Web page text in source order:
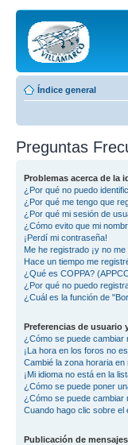
Índice general
Preguntas
Problemas acerca de la
¿Por qué no puedo
¿Por qué me tengo que
¿Por qué mi sesión de
¿Cómo evito que mi
¡Perdí mi contraseña!
Me he registrado ¡y no
Hace un tiempo me
¿Qué es COPPA?
¿Por qué no puedo
¿Cuál es la función de
Preferencias de usuario
¿Cómo se puede cambiar
¡La hora en los foros no
Cambié la zona horaria en
¡Mi idioma no está en la
¿Cómo se puede poner
¿Cómo se puede cambiar
Cuando hago clic sobre el
Publicación de mensajes